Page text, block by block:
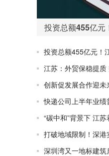
投资总额455亿元！
江苏：外贸保稳提质
创新促发展合作迎
快递公司上半年业
“碳中和”背景下 江
打破地域限制！深港
深圳湾又一地标建筑